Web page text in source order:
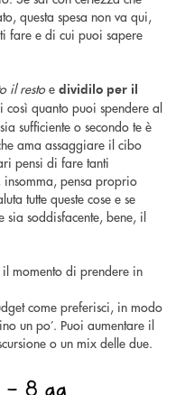
questa spesa non va qui,
fare e di cui puoi sapere
il resto e dividilo per il
così quanto puoi spendere al
sufficiente o secondo te è
ama assaggiare il cibo
pensi di fare tanti
pensa proprio
tutte queste cose e se
sia soddisfacente, bene, il
momento di prendere in
come preferisci, in modo
un po’. Puoi aumentare il
o un mix delle due.